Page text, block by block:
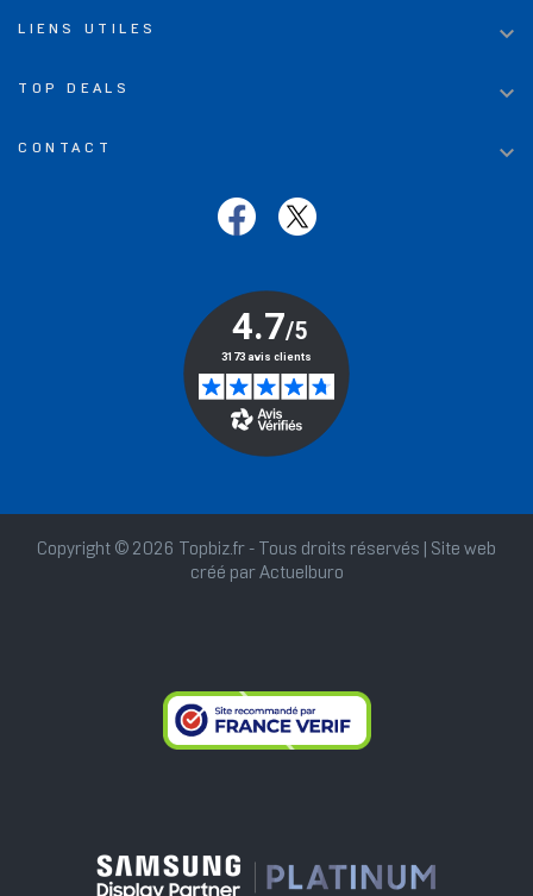
LIENS UTILES 
TOP DEALS 
CONTACT 
Copyright © 2026 Topbiz.fr - Tous droits réservés | Site web
créé par Actuelburo